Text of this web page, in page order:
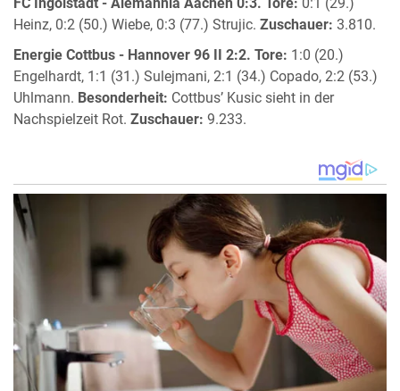
FC Ingolstadt - Alemannia Aachen 0:3. Tore: 0:1 (29.)
Heinz, 0:2 (50.) Wiebe, 0:3 (77.) Strujic. Zuschauer: 3.810.
Energie Cottbus - Hannover 96 II 2:2. Tore: 1:0 (20.)
Engelhardt, 1:1 (31.) Sulejmani, 2:1 (34.) Copado, 2:2 (53.)
Uhlmann. Besonderheit: Cottbus’ Kusic sieht in der
Nachspielzeit Rot. Zuschauer: 9.233.